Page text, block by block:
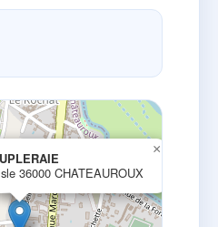
36000 CHATEAUROUX
×